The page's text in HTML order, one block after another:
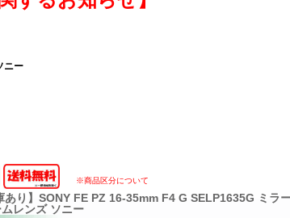
ニー
※商品区分について
あり】SONY FE PZ 16-35mm F4 G SELP1635G ミラ
レンズ ソニー